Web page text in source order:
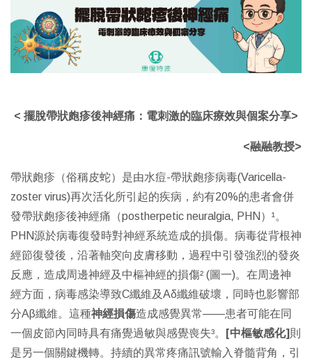
< 擺脫帶狀皰疹後神經痛：電刺激的臨床療效與個案分享>
<融融教授>
帶狀皰疹（俗稱皮蛇）是由水痘-帶狀皰疹病毒(Varicella-
zoster virus)再次活化所引起的疾病，約有20%的患者會併
發帶狀皰疹後神經痛（postherpetic neuralgia, PHN）¹。
PHN源於病毒復發時對神經系統造成的損傷。病毒從背根神
經節復發後，沿著軸突向皮膚移動，過程中引發強烈的發炎
反應，造成周邊神經及中樞神經的損傷² (圖一)。在周邊神
經方面，病毒感染導致C纖維及Aδ纖維破壞，同時也影響部
分Aβ纖維。這種神經損傷造成感覺異常——患者可能在同
一個皮節內同時具有痛覺過敏與感覺喪失³。
[中樞敏感化] 則
是另一個關鍵機轉。持續的異常疼痛訊號輸入脊髓背角，引